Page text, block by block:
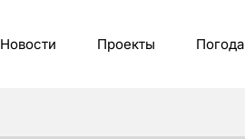
Новости Проекты Погода